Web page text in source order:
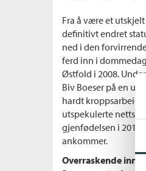
Fra å være et
definitivt endret
ned i den
ferd inn i
Østfold i 2008.
Biv Boeser på en
hardt kroppsarbeid
utspekulerte
gjenfødelsen i 2012,
ankommer.
Overraskende